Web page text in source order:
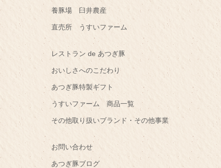
養豚場 臼井農産
直売所 うすいファーム
レストラン de あつぎ豚
おいしさへのこだわり
あつぎ豚特製ギフト
うすいファーム 商品一覧
その他取り扱いブランド・その他事業
お問い合わせ
あつぎ豚ブログ